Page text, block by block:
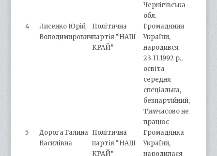
Чернігівська
обл.
4
Лисенко Юрій
Володимирович
Політична
партія “НАШ
КРАЙ”
Громадянин
України,
народився
23.11.1992 р.,
освіта
середня
спеціальна,
безпартійний,
Тимчасово не
працює
5
Дорога Галина
Василівна
Політична
партія “НАШ
КРАЙ”
Громадянка
України,
народилася